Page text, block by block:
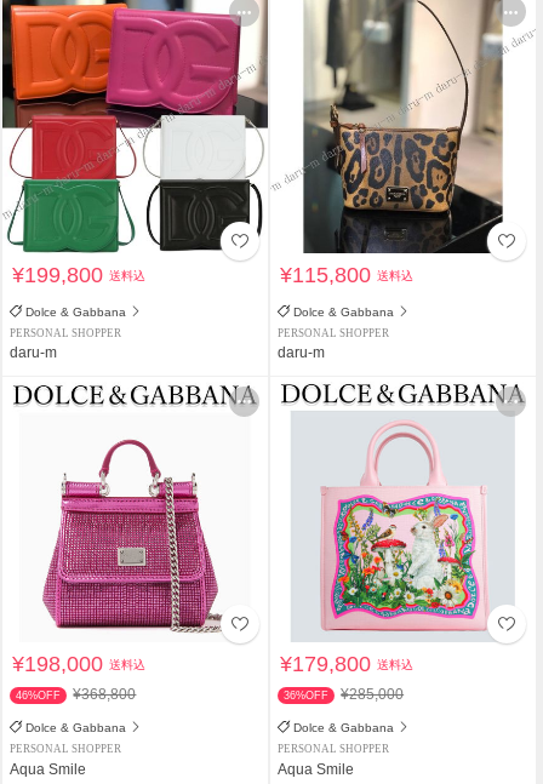
¥199,800送料込
Dolce & Gabbana
PERSONAL SHOPPER
daru-m
¥115,800送料込
Dolce & Gabbana
PERSONAL SHOPPER
daru-m
¥198,000送料込
46%OFF ¥368,800
Dolce & Gabbana
PERSONAL SHOPPER
Aqua Smile
¥179,800送料込
36%OFF ¥285,000
Dolce & Gabbana
PERSONAL SHOPPER
Aqua Smile